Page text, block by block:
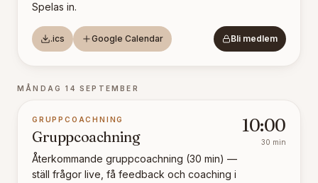
Spelas in.
.ics Google Calendar Bli medlem
MÅNDAG 14 SEPTEMBER
GRUPPCOACHNING
Gruppcoachning
Återkommande gruppcoachning (30 min) —
ställ frågor live, få feedback och coaching i
10:00
30 min